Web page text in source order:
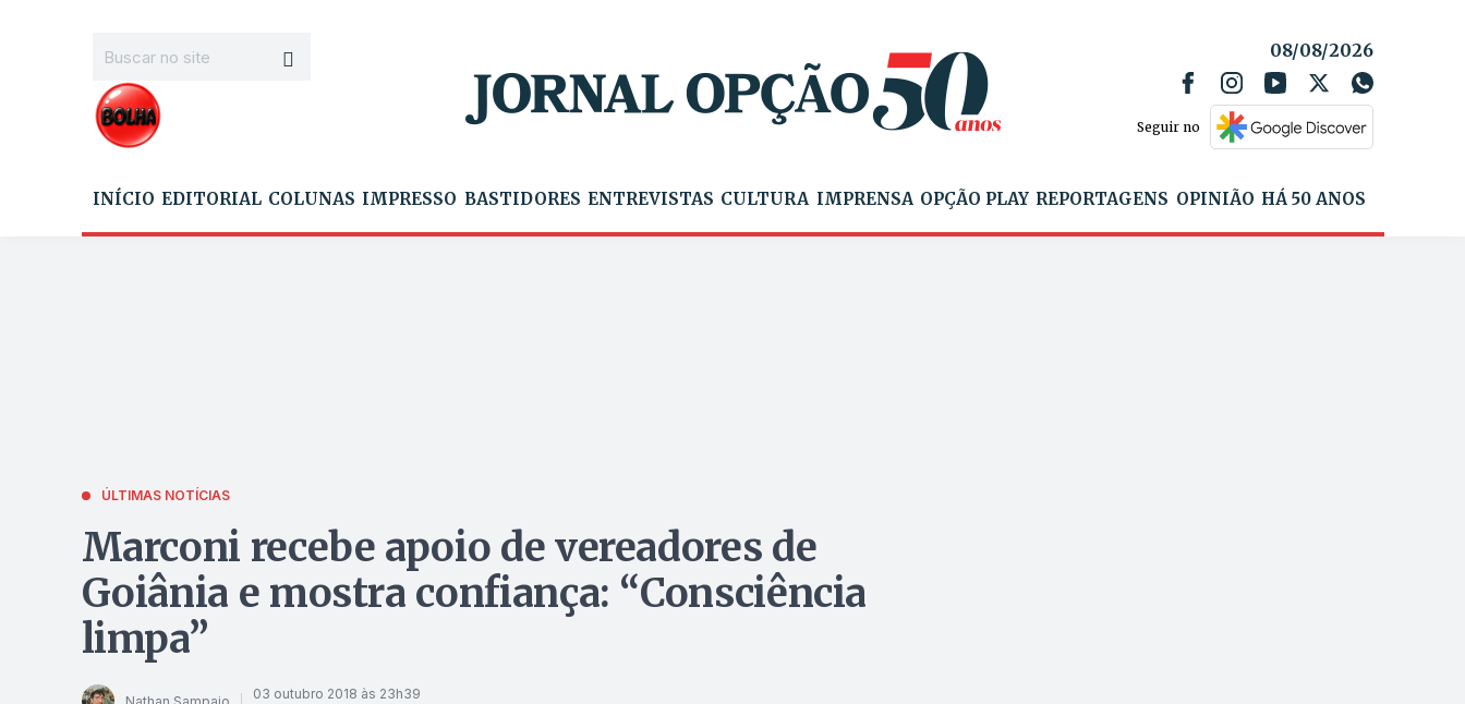
08/08/2026
Seguir no
INÍCIO EDITORIAL COLUNAS IMPRESSO BASTIDORES ENTREVISTAS CULTURA IMPRENSA OPÇÃO PLAY REPORTAGENS OPINIÃO HÁ 50 ANOS
ÚLTIMAS NOTÍCIAS
Marconi recebe apoio de vereadores de
Goiânia e mostra confiança: “Consciência
limpa”
Nathan Sampaio 03 outubro 2018 às 23h39